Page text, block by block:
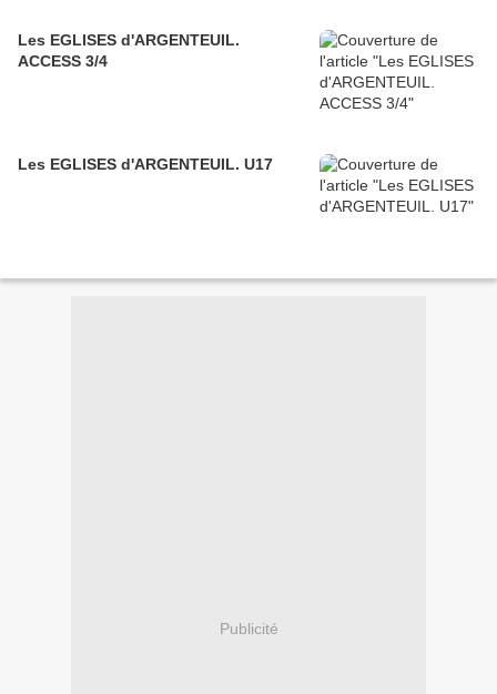
Les EGLISES d'ARGENTEUIL.
ACCESS 3/4
Les EGLISES d'ARGENTEUIL. U17
Publicité